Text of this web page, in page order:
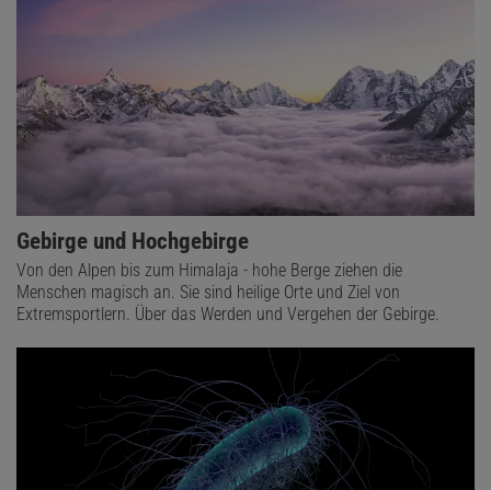
Gebirge und Hochgebirge
Von den Alpen bis zum Himalaja - hohe Berge ziehen die
Menschen magisch an. Sie sind heilige Orte und Ziel von
Extremsportlern. Über das Werden und Vergehen der Gebirge.